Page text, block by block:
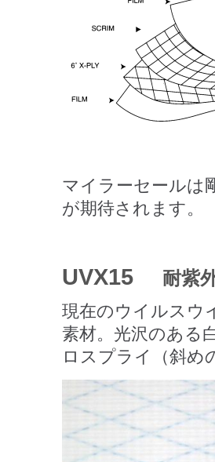
マイラーセールは
が期待されます。
UVX15 耐紫
現在のウイルスウ
素材。光沢のある
ロスプライ（斜め